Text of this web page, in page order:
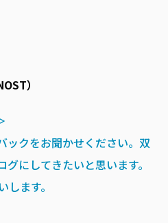
）
ックをお聞かせください。双
にしてきたいと思います。
します。